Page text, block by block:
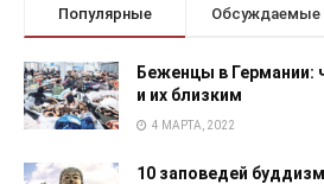
Популярные Обсуждаемые
Беженцы в Германии:
и их близким
4 МАРТА, 2022
10 заповедей